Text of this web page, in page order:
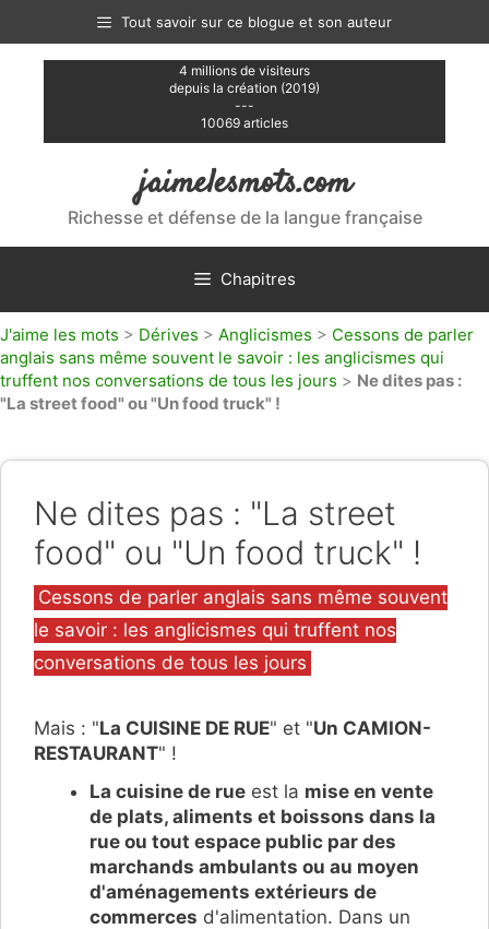
contenu
Tout savoir sur ce blogue et son auteur
4 millions de visiteurs
depuis la création (2019)
---
10069 articles
jaimelesmots.com
Richesse et défense de la langue française
Chapitres
J'aime les mots > Dérives > Anglicismes > Cessons de parler
anglais sans même souvent le savoir : les anglicismes qui
truffent nos conversations de tous les jours > Ne dites pas :
"La street food" ou "Un food truck" !
Ne dites pas : "La street
food" ou "Un food truck" !
Catégories
Cessons de parler anglais sans même souvent
le savoir : les anglicismes qui truffent nos
conversations de tous les jours
Mais : "La CUISINE DE RUE" et "Un CAMION-
RESTAURANT" !
La cuisine de rue est la mise en vente
de plats, aliments et boissons dans la
rue ou tout espace public par des
marchands ambulants ou au moyen
d'aménagements extérieurs de
commerces d'alimentation. Dans un